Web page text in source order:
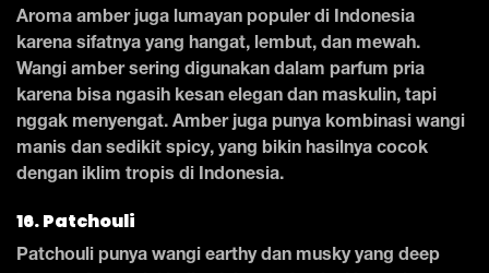
Aroma amber juga lumayan populer di Indonesia
karena sifatnya yang hangat, lembut, dan mewah.
Wangi amber sering digunakan dalam parfum pria
karena bisa ngasih kesan elegan dan maskulin, tapi
nggak menyengat. Amber juga punya kombinasi wangi
manis dan sedikit spicy, yang bikin hasilnya cocok
dengan iklim tropis di Indonesia.
16. Patchouli
Patchouli punya wangi earthy dan musky yang deep